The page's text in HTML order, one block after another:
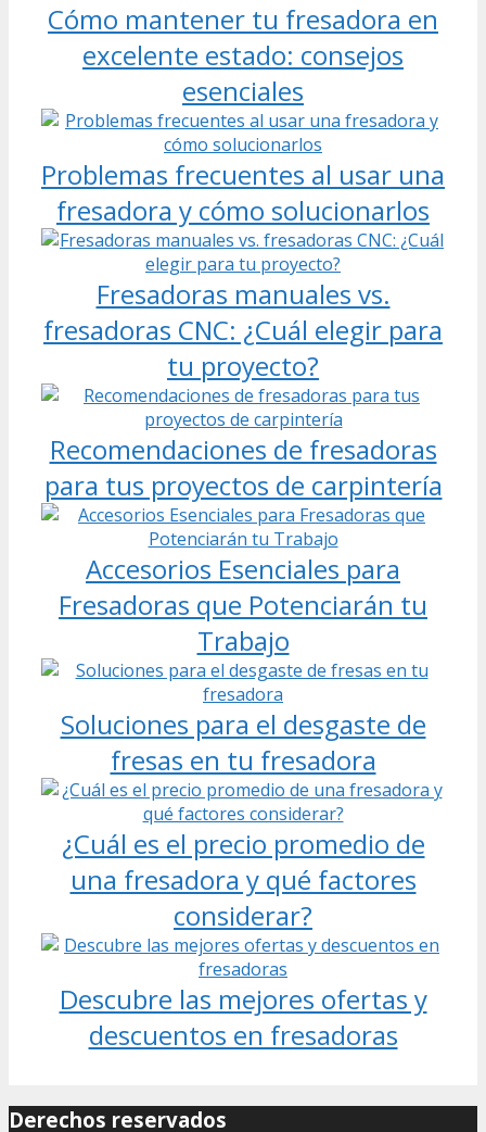
Cómo mantener tu fresadora en
excelente estado: consejos
esenciales
Problemas frecuentes al usar una
fresadora y cómo solucionarlos
Fresadoras manuales vs.
fresadoras CNC: ¿Cuál elegir para
tu proyecto?
Recomendaciones de fresadoras
para tus proyectos de carpintería
Accesorios Esenciales para
Fresadoras que Potenciarán tu
Trabajo
Soluciones para el desgaste de
fresas en tu fresadora
¿Cuál es el precio promedio de
una fresadora y qué factores
considerar?
Descubre las mejores ofertas y
descuentos en fresadoras
Derechos reservados